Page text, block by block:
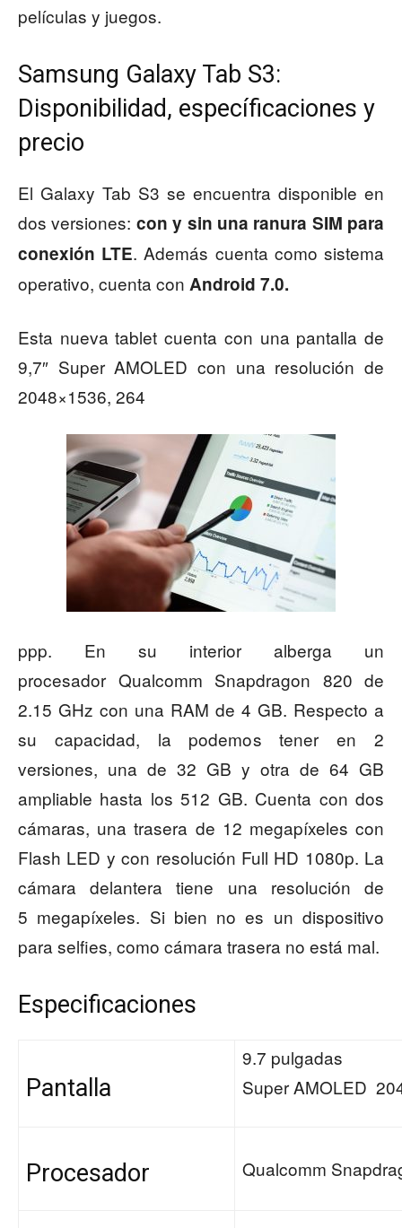
películas y juegos.
Samsung Galaxy Tab S3:
Disponibilidad, específicaciones y
precio
El Galaxy Tab S3 se encuentra disponible en
dos versiones: con y sin una ranura SIM para
conexión LTE. Además cuenta como sistema
operativo, cuenta con Android 7.0.
Esta nueva tablet cuenta con una pantalla de
9,7″ Super AMOLED con una resolución de
2048×1536, 264
ppp. En su interior alberga un
procesador Qualcomm Snapdragon 820 de
2.15 GHz con una RAM de 4 GB. Respecto a
su capacidad, la podemos tener en 2
versiones, una de 32 GB y otra de 64 GB
ampliable hasta los 512 GB. Cuenta con dos
cámaras, una trasera de 12 megapíxeles con
Flash LED y con resolución Full HD 1080p. La
cámara delantera tiene una resolución de
5 megapíxeles. Si bien no es un dispositivo
para selfies, como cámara trasera no está mal.
Especificaciones
Pantalla
9.7 pulgadas
Super AMOLED
Procesador Qualcomm